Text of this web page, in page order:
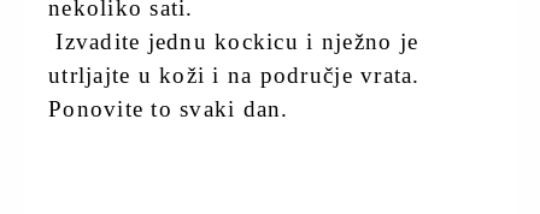
nekoliko sati.
Izvadite jednu kockicu i nježno je
utrljajte u koži i na područje vrata.
Ponovite to svaki dan.